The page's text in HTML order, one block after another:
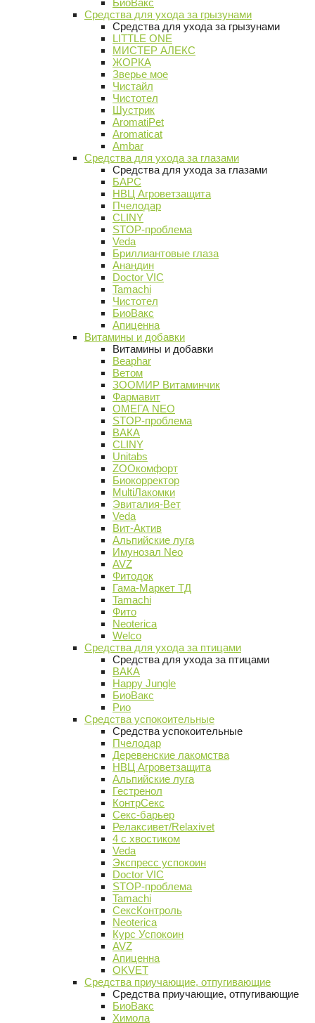
БиоВакс
Средства для ухода за грызунами
Средства для ухода за грызунами
LITTLE ONE
МИСТЕР АЛЕКС
ЖОРКА
Зверье мое
Чистайл
Чистотел
Шустрик
AromatiPet
Aromaticat
Ambar
Средства для ухода за глазами
Средства для ухода за глазами
БАРС
НВЦ Агроветзащита
Пчелодар
CLINY
STOP-проблема
Veda
Бриллиантовые глаза
Анандин
Doctor VIC
Tamachi
Чистотел
БиоВакс
Апиценна
Витамины и добавки
Витамины и добавки
Beaphar
Ветом
ЗООМИР Витаминчик
Фармавит
ОМЕГА NEO
STOP-проблема
ВАКА
CLINY
Unitabs
ZOOкомфорт
Биокорректор
MultiЛакомки
Эвиталия-Вет
Veda
Вит-Актив
Альпийские луга
Имунозал Neo
AVZ
Фитодок
Гама-Маркет ТД
Tamachi
Фито
Neoterica
Welco
Средства для ухода за птицами
Средства для ухода за птицами
ВАКА
Happy Jungle
БиоВакс
Рио
Средства успокоительные
Средства успокоительные
Пчелодар
Деревенские лакомства
НВЦ Агроветзащита
Альпийские луга
Гестренол
КонтрСекс
Секс-барьер
Релаксивет/Relaxivet
4 с хвостиком
Veda
Экспресс успокоин
Doctor VIC
STOP-проблема
Tamachi
СексКонтроль
Neoterica
Курс Успокоин
AVZ
Апиценна
OKVET
Средства приучающие, отпугивающие
Средства приучающие, отпугивающие
БиоВакс
Химола